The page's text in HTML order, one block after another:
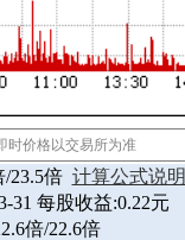
时价格以交易所为准
23.5倍 计算公式说明
31 每股收益:0.22元
倍/22.6倍